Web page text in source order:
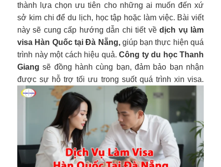
thành lựa chọn ưu tiên cho những ai muốn đến xứ
sở kim chi để du lịch, học tập hoặc làm việc. Bài viết
này sẽ cung cấp hướng dẫn chi tiết vềdịch vụ làm
visa Hàn Quốc tại Đà Nẵng,giúp bạn thực hiện quá
trình này một cách hiệu quả. Công ty du học Thanh
Giang sẽ đồng hành cùng bạn, đảm bảo bạn nhận
được sự hỗ trợ tối ưu trong suốt quá trình xin visa.